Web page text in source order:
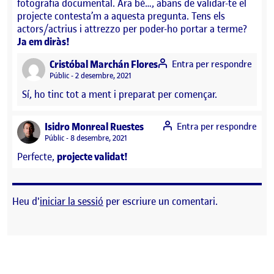
fotografia documental. Ara bé…, abans de validar-te el
projecte contesta’m a aquesta pregunta. Tens els
actors/actrius i attrezzo per poder-ho portar a terme?
Ja em diràs!
Cristóbal Marchán Floressays:
Visibilitat:
Públic 2 desembre, 2021
Sí, ho tinc tot a ment i preparat per començar.
Entra per respondre
Isidro Monreal Ruestessays:
Visibilitat:
Públic 8 desembre, 2021
Perfecte, projecte validat!
Entra per respondre
Heu d'iniciar la sessió per escriure un comentari.